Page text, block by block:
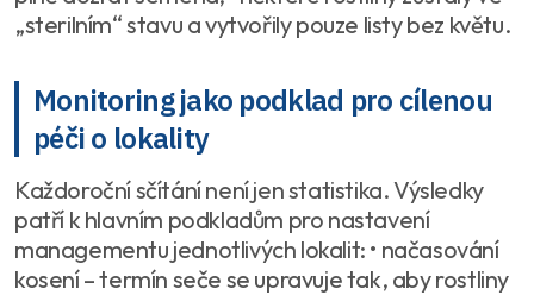
„sterilním“ stavu a vytvořily pouze listy bez květu.
Monitoring jako podklad pro cílenou
péči o lokality
Každoroční sčítání není jen statistika. Výsledky
patří k hlavním podkladům pro nastavení
managementu jednotlivých lokalit: • načasování
kosení – termín seče se upravuje tak, aby rostliny